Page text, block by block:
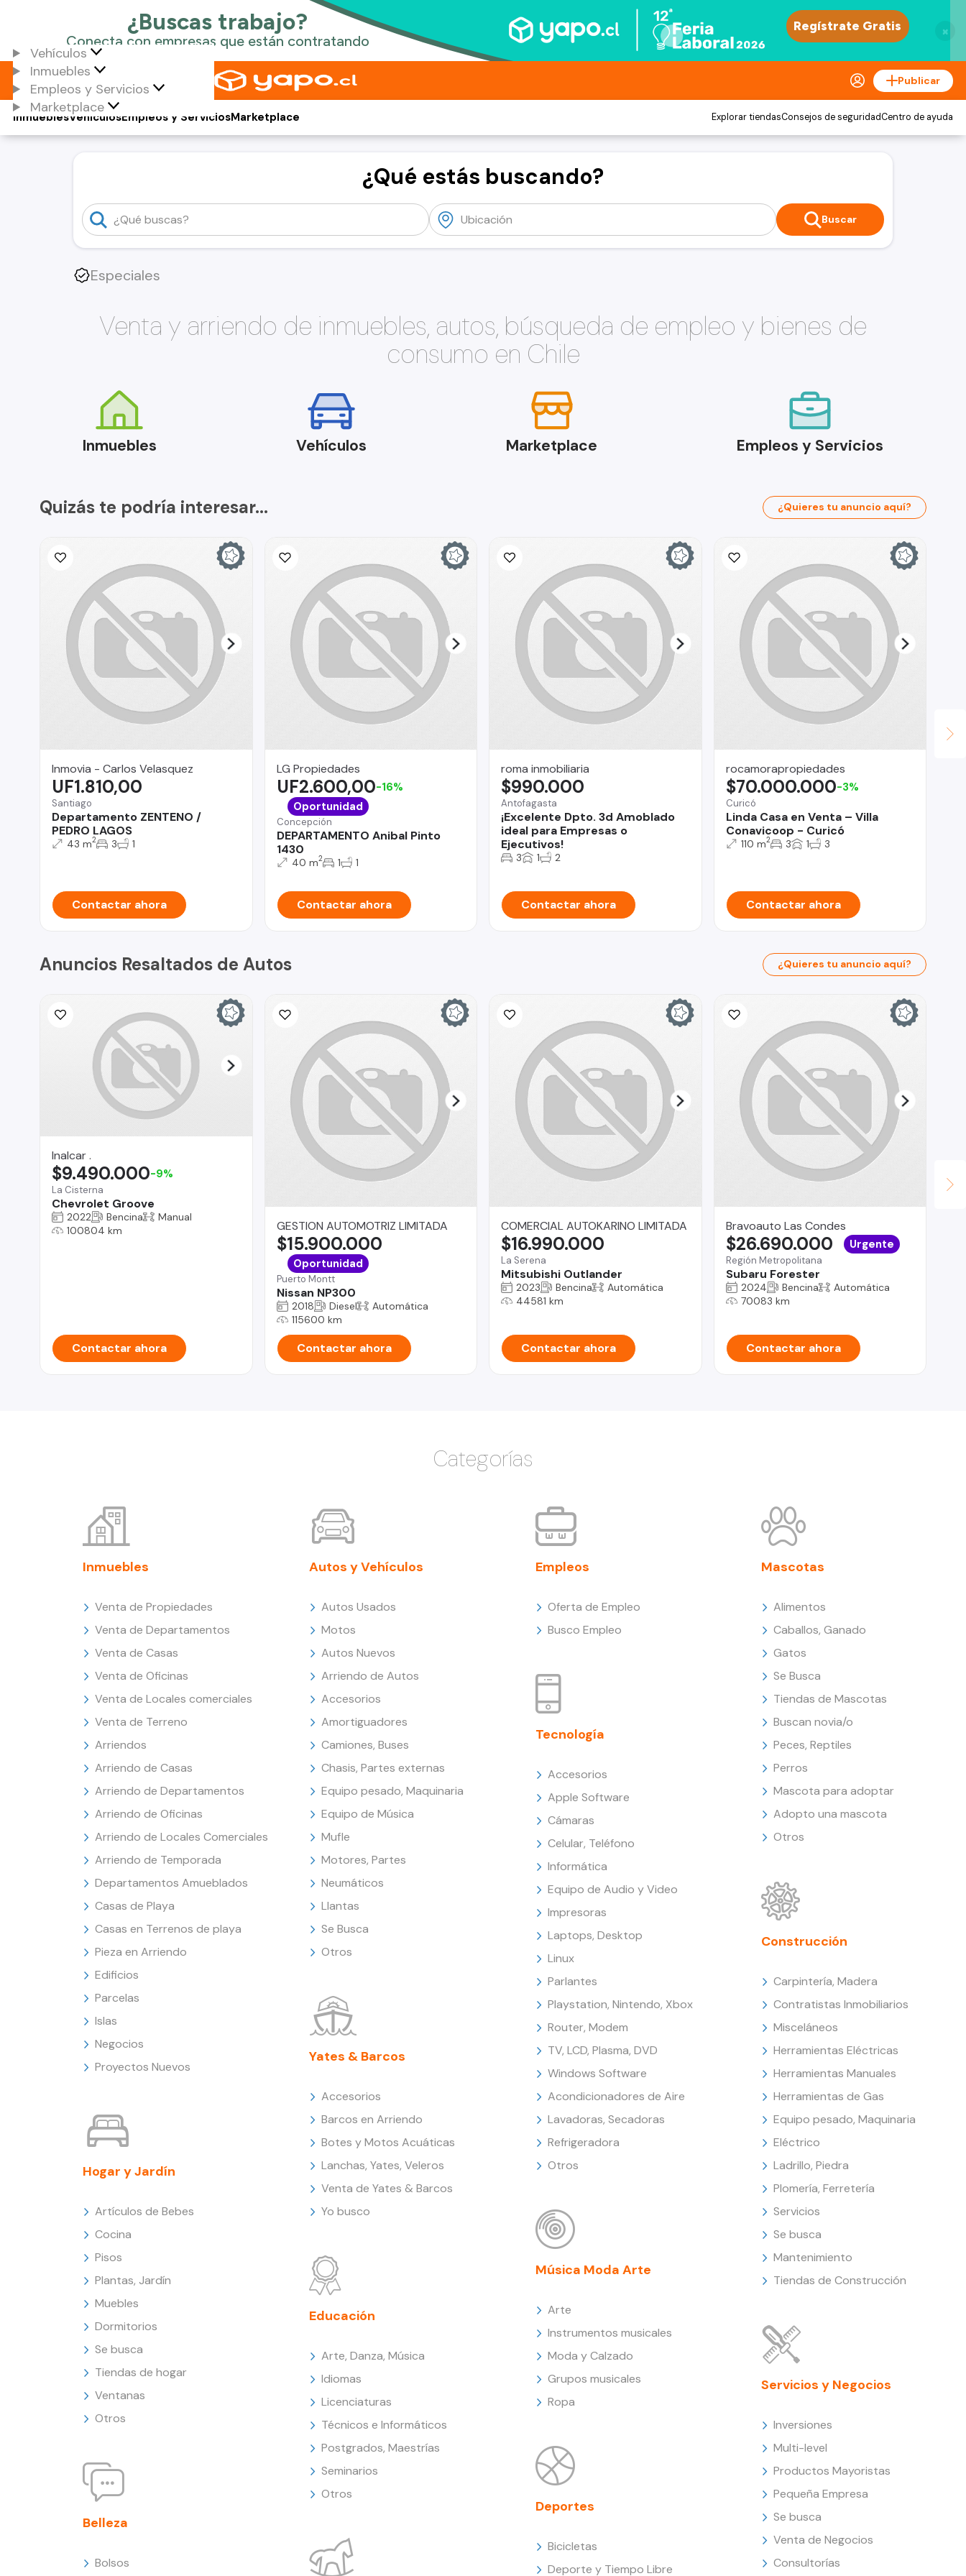
×
Vehículos
Inmuebles
Empleos y Servicios
Marketplace
Publicar
Vehículos
Inmuebles Empleos y ServiciosMarketplace Explorar tiendasConsejos de seguridadCentro de ayuda
¿Qué estás buscando?
Buscar
Especiales
Venta y arriendo de inmuebles, autos, búsqueda de empleo y bienes de
consumo en Chile
Inmuebles Vehículos Marketplace Empleos y Servicios
Quizás te podría interesar... ¿Quieres tu anuncio aquí?
Inmovia - Carlos Velasquez
Santiago
Departamento ZENTENO /
PEDRO LAGOS
UF1.810,00
43 m2 3 1
Contactar ahora
LG Propiedades
Concepción
DEPARTAMENTO Anibal Pinto
1430
UF2.600,00-16%
Oportunidad
40 m2 1 1
Contactar ahora
roma inmobiliaria
Antofagasta
¡Excelente Dpto. 3d Amoblado
ideal para Empresas o
Ejecutivos!
$990.000
3 1 2
Contactar ahora
rocamorapropiedades
Curicó
Linda Casa en Venta – Villa
Conavicoop - Curicó
$70.000.000-3%
110 m2 3 1 3
Contactar ahora
Anuncios Resaltados de Autos ¿Quieres tu anuncio aquí?
Inalcar .
La Cisterna
Chevrolet Groove
$9.490.000-9%
2022 Bencina
Manual
100804 km
Contactar ahora
GESTION AUTOMOTRIZ LIMITADA
Puerto Montt
Nissan NP300
$15.900.000
Oportunidad
2018 Diesel
Automática
115600 km
Contactar ahora
COMERCIAL AUTOKARINO LIMITADA
La Serena
Mitsubishi Outlander
$16.990.000
2023 Bencina
Automática
44581 km
Contactar ahora
Bravoauto Las Condes
Región Metropolitana
Subaru Forester
$26.690.000 Urgente
2024 Bencina
Automática
70083 km
Contactar ahora
La
Categorías
Inmuebles
Venta de Propiedades
Venta de Departamentos
Venta de Casas
Venta de Oficinas
Venta de Locales comerciales
Venta de Terreno
Arriendos
Arriendo de Casas
Arriendo de Departamentos
Arriendo de Oficinas
Arriendo de Locales Comerciales
Arriendo de Temporada
Departamentos Amueblados
Casas de Playa
Casas en Terrenos de playa
Pieza en Arriendo
Edificios
Parcelas
Islas
Negocios
Proyectos Nuevos
Hogar y Jardín
Artículos de Bebes
Cocina
Pisos
Plantas, Jardín
Muebles
Dormitorios
Se busca
Tiendas de hogar
Ventanas
Otros
Belleza
Bolsos
Autos y Vehículos
Autos Usados
Motos
Autos Nuevos
Arriendo de Autos
Accesorios
Amortiguadores
Camiones, Buses
Chasis, Partes externas
Equipo pesado, Maquinaria
Equipo de Música
Mufle
Motores, Partes
Neumáticos
Llantas
Se Busca
Otros
Yates & Barcos
Accesorios
Barcos en Arriendo
Botes y Motos Acuáticas
Lanchas, Yates, Veleros
Venta de Yates & Barcos
Yo busco
Educación
Arte, Danza, Música
Idiomas
Licenciaturas
Técnicos e Informáticos
Postgrados, Maestrías
Seminarios
Otros
Empleos
Oferta de Empleo
Busco Empleo
Tecnología
Accesorios
Apple Software
Cámaras
Celular, Teléfono
Informática
Equipo de Audio y Video
Impresoras
Laptops, Desktop
Linux
Parlantes
Playstation, Nintendo, Xbox
Router, Modem
TV, LCD, Plasma, DVD
Windows Software
Acondicionadores de Aire
Lavadoras, Secadoras
Refrigeradora
Otros
Música Moda Arte
Arte
Instrumentos musicales
Moda y Calzado
Grupos musicales
Ropa
Deportes
Bicicletas
Deporte y Tiempo Libre
Mascotas
Alimentos
Caballos, Ganado
Gatos
Se Busca
Tiendas de Mascotas
Buscan novia/o
Peces, Reptiles
Perros
Mascota para adoptar
Adopto una mascota
Otros
Construcción
Carpintería, Madera
Contratistas Inmobiliarios
Misceláneos
Herramientas Eléctricas
Herramientas Manuales
Herramientas de Gas
Equipo pesado, Maquinaria
Eléctrico
Ladrillo, Piedra
Plomería, Ferretería
Servicios
Se busca
Mantenimiento
Tiendas de Construcción
Servicios y Negocios
Inversiones
Multi-level
Productos Mayoristas
Pequeña Empresa
Se busca
Venta de Negocios
Consultorías